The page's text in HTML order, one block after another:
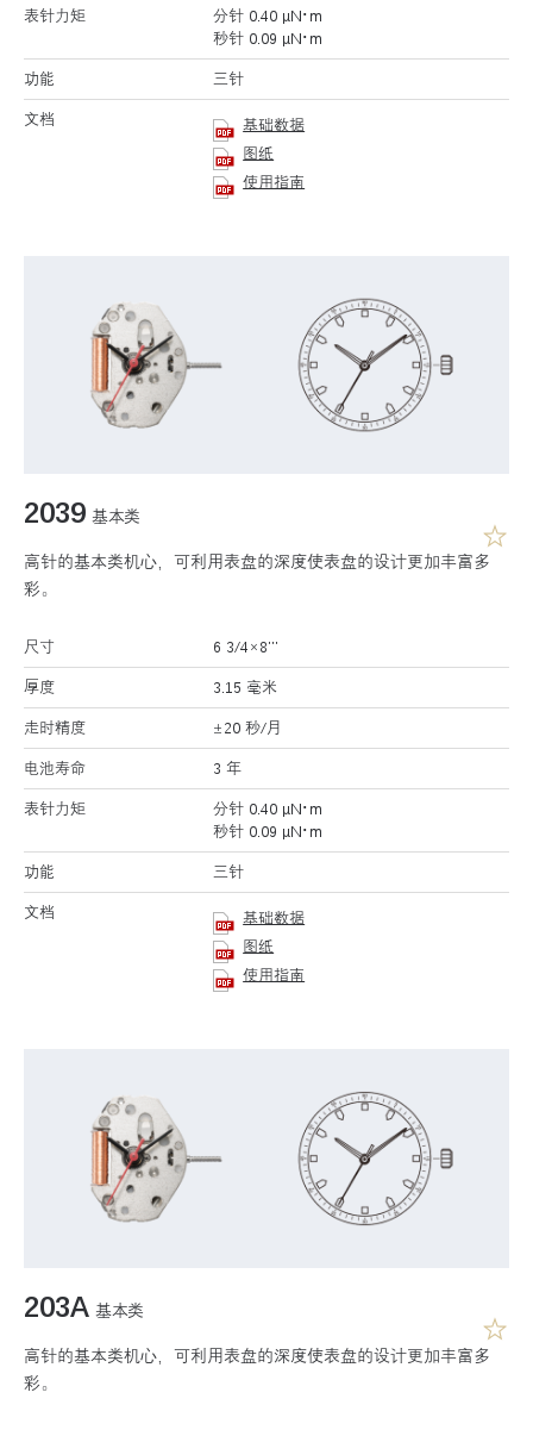
表针力矩
分针 0.40 μN･m
秒针 0.09 μN･m
功能 三针
文档
基础数据
图纸
使用指南
2039 基本类
高针的基本类机心，可利用表盘的深度使表盘的设计更加丰富多
彩。
尺寸 6 3/4×8’’’
厚度 3.15 毫米
走时精度 ±20 秒/月
电池寿命 3 年
表针力矩
分针 0.40 μN･m
秒针 0.09 μN･m
功能 三针
文档
基础数据
图纸
使用指南
203A 基本类
高针的基本类机心，可利用表盘的深度使表盘的设计更加丰富多
彩。